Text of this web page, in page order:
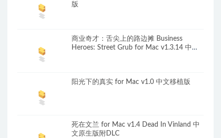
版
商业奇才：舌尖上的路边摊 Business
Heroes: Street Grub for Mac v1.3.14 中文
阳光下的真实 for Mac v1.0 中文移植版
死在文兰 for Mac v1.4 Dead In Vinland 中
文原生版附DLC